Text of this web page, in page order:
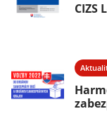
CIZS